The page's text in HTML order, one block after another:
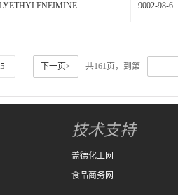
9002-98-6
5 下一页> 共161页，到第
技术支持
盖德化工网
食品商务网